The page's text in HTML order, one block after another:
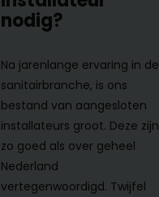
nodig?
Na jarenlange ervaring in de
sanitairbranche, is ons
bestand van aangesloten
installateurs groot. Deze zijn
zo goed als over geheel
Nederland
vertegenwoordigd. Twijfel